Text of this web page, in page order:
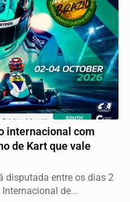
internacional com
de Kart que vale
disputada entre os dias 2
de...